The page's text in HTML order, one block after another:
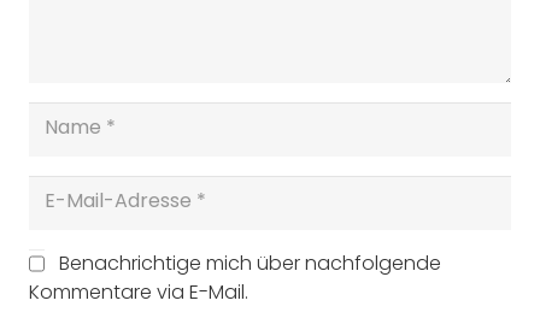
Benachrichtige mich über nachfolgende
Kommentare via E-Mail.